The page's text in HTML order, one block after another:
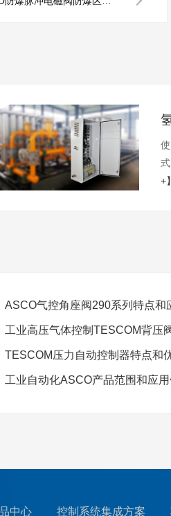
+】
ASCO气控角座阀290系列特点和
TESCOM压力自动控制器特点和
工业自动化ASCO产品范围和应
中心 控制系统集成方案